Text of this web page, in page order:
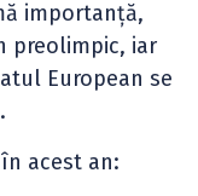
importanță,
preolimpic, iar
European se
acest an: